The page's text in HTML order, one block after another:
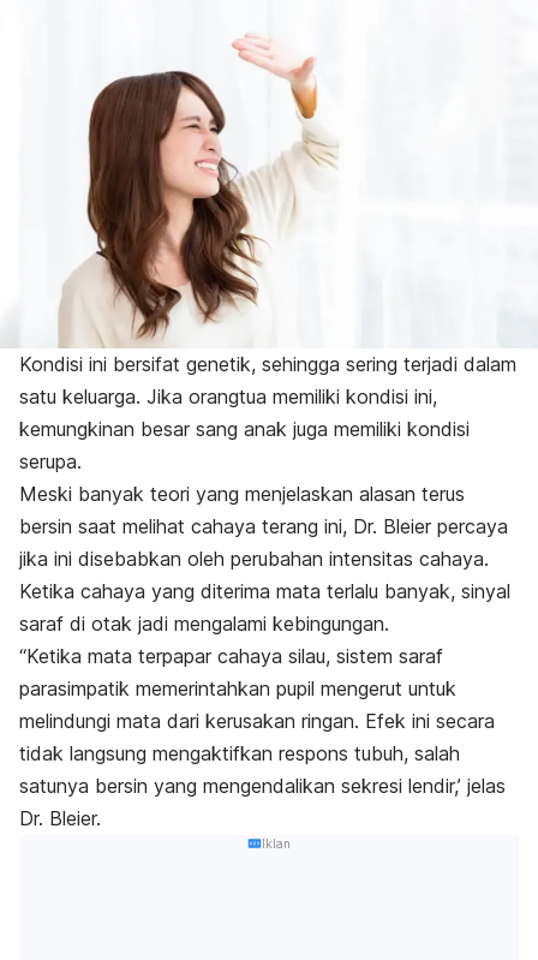
Kondisi ini bersifat genetik, sehingga sering terjadi dalam
satu keluarga. Jika orangtua memiliki kondisi ini,
kemungkinan besar sang anak juga memiliki kondisi
serupa.
Meski banyak teori yang menjelaskan alasan terus
bersin saat melihat cahaya terang ini, Dr. Bleier percaya
jika ini disebabkan oleh perubahan intensitas cahaya.
Ketika cahaya yang diterima mata terlalu banyak, sinyal
saraf di otak jadi mengalami kebingungan.
“Ketika mata terpapar cahaya silau, sistem saraf
parasimpatik memerintahkan pupil mengerut untuk
melindungi mata dari kerusakan ringan. Efek ini secara
tidak langsung mengaktifkan respons tubuh, salah
satunya bersin yang mengendalikan sekresi lendir,’ jelas
Dr. Bleier.
Iklan